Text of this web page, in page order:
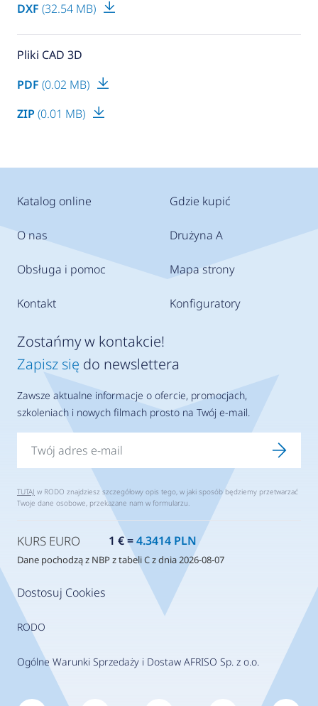
DXF (32.54 MB)
Pliki CAD 3D
PDF (0.02 MB)
ZIP (0.01 MB)
Katalog online
O nas
Obsługa i pomoc
Kontakt
Gdzie kupić
Drużyna A
Mapa strony
Konfiguratory
Dostosuj Cookies
RODO
Ogólne Warunki Sprzedaży i Dostaw AFRISO Sp. z o.o.
Zostańmy w kontakcie!
Zapisz się do newslettera
Zawsze aktualne informacje o ofercie, promocjach,
szkoleniach i nowych filmach prosto na Twój e-mail.
TUTAJ w RODO znajdziesz szczegółowy opis tego, w jaki sposób będziemy przetwarzać
Twoje dane osobowe, przekazane nam w formularzu.
KURS EURO 1 € =4.3414 PLN
Dane pochodzą z NBP z tabeli C z dnia 2026-08-07